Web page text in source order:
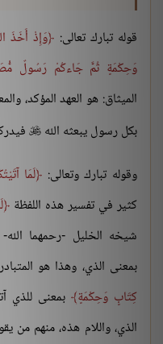
قوله تبارك تعالى: وَإِذْ أَخَذَ
وَحِكْمَةٍ ثُمَّ جَاءكُمْ رَسُولٌ
الميثاق: هو العهد المؤكد،
بكل رسول يبعثه الله 
وقوله تبارك وتعالى: لَمَا
كثير في تفسير هذه اللفظة
شيخه الخليل -رحمهما
بمعنى الذي، وهذا هو
كِتَابٍ وَحِكْمَةٍ بمعنى للذي
الذي، واللام هذه، منهم من